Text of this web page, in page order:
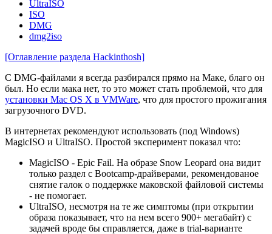
UltraISO
ISO
DMG
dmg2iso
[Оглавление раздела Hackinthosh]
С DMG-файлами я всегда разбирался прямо на Маке, благо он
был. Но если мака нет, то это может стать проблемой, что для
установки Mac OS X в VMWare, что для простого прожигания
загрузочного DVD.
В интернетах рекомендуют использовать (под Windows)
MagicISO и UltraISO. Простой эксперимент показал что:
MagicISO - Epic Fail. На образе Snow Leopard она видит
только раздел с Bootcamp-драйверами, рекомендованое
снятие галок о поддержке маковской файловой системы
- не помогает.
UltraISO, несмотря на те же симптомы (при открытии
образа показывает, что на нем всего 900+ мегабайт) с
задачей вроде бы справляется, даже в trial-варианте